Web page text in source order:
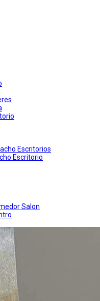
Escritorios
Escritorio
Salon